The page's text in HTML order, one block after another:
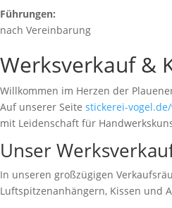
Führungen:
nach Vereinbarung
Werksverkauf &
Willkommen im Herzen der
Auf unserer Seite stickerei-
mit Leidenschaft für
Unser
In unseren großzügigen
Luftspitzenanhängern, Kissen und